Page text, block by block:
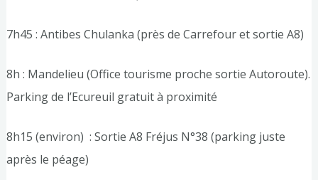
7h45 : Antibes Chulanka (près de Carrefour et sortie A8)
8h : Mandelieu (Office tourisme proche sortie Autoroute).
Parking de l’Ecureuil gratuit à proximité
8h15 (environ) : Sortie A8 Fréjus N°38 (parking juste
après le péage)